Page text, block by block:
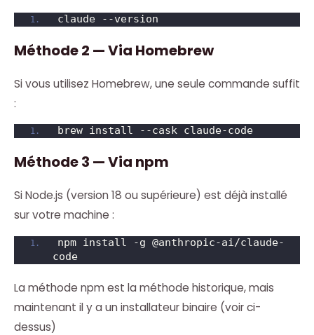
claude --version
Méthode 2 — Via Homebrew
Si vous utilisez Homebrew, une seule commande suffit
:
brew install --cask claude-code
Méthode 3 — Via npm
Si Node.js (version 18 ou supérieure) est déjà installé
sur votre machine :
npm install -g @anthropic-ai/claude-
code
La méthode npm est la méthode historique, mais
maintenant il y a un installateur binaire (voir ci-
dessus)